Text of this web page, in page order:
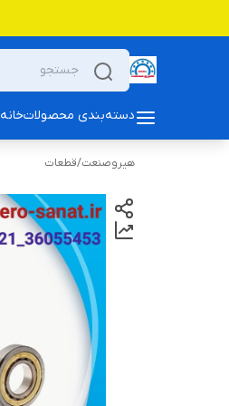
دسته‌بندی محصولاتخانه
هیروصنعت/قطعات